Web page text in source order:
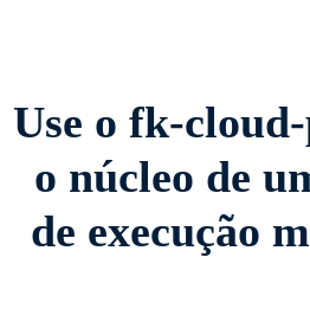
Use o fk-
o núcleo de
de execução